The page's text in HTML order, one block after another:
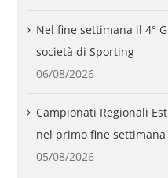
Nel fine settimana il 4°
società di Sporting
06/08/2026
Campionati Regionali
nel primo fine
05/08/2026